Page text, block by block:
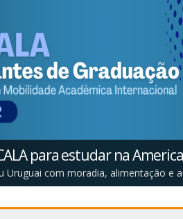
para estudar na
Uruguai com moradia, alimentação e